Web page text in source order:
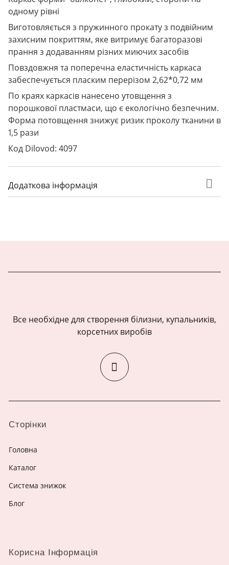
одному рівні
Виготовляється з пружинного прокату з подвійним
захисним покриттям, яке витримує багаторазові
прання з додаванням різних миючих засобів
Повздовжня та поперечна еластичність каркаса
забеспечується пласким перерізом 2,62*0,72 мм
По краях каркасів нанесено утовщення з
порошкової пластмаси, що є екологічно безпечним.
Форма потовщення знижує ризик проколу тканини в
1,5 рази
Код Dilovod: 4097
Додаткова інформація
Все необхідне для створення білизни, купальників,
корсетних виробів
Сторінки
Головна
Каталог
Система знижок
Блог
Корисна Інформація